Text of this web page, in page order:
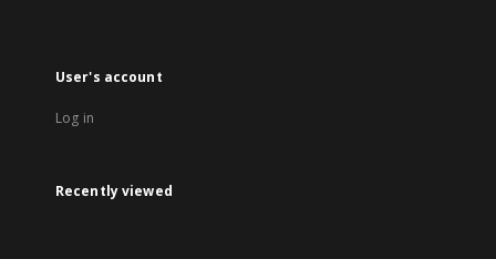
User's account
Log in
Recently viewed